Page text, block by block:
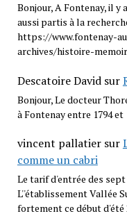
Bonjour, A Fontenay, il y
aussi partis à la
https://www.fontenay-
archives/histoire-
Descatoire Davidsur
Bonjour, Le docteur
à Fontenay entre 1794
vincent pallatiersur
comme un cabri
Le tarif d'entrée des
L''établissement Vallée
fortement ce début d'été